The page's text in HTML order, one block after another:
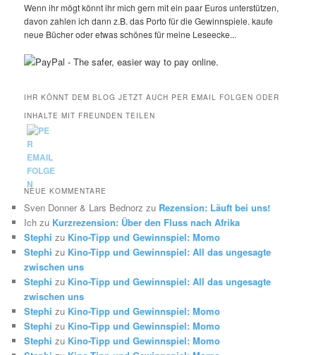
Wenn ihr mögt könnt ihr mich gern mit ein paar Euros unterstützen,
davon zahlen ich dann z.B. das Porto für die Gewinnspiele. kaufe
neue Bücher oder etwas schönes für meine Leseecke...
IHR KÖNNT DEM BLOG JETZT AUCH PER EMAIL FOLGEN ODER
INHALTE MIT FREUNDEN TEILEN
NEUE KOMMENTARE
Sven Donner & Lars Bednorz zu Rezension: Läuft bei uns!
Ich zu Kurzrezension: Über den Fluss nach Afrika
Stephi zu Kino-Tipp und Gewinnspiel: Momo
Stephi zu Kino-Tipp und Gewinnspiel: All das ungesagte
zwischen uns
Stephi zu Kino-Tipp und Gewinnspiel: All das ungesagte
zwischen uns
Stephi zu Kino-Tipp und Gewinnspiel: Momo
Stephi zu Kino-Tipp und Gewinnspiel: Momo
Stephi zu Kino-Tipp und Gewinnspiel: Momo